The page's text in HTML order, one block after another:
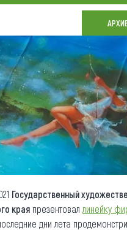
(сувениры)
Государственный
края презентовал линейку
дни лета